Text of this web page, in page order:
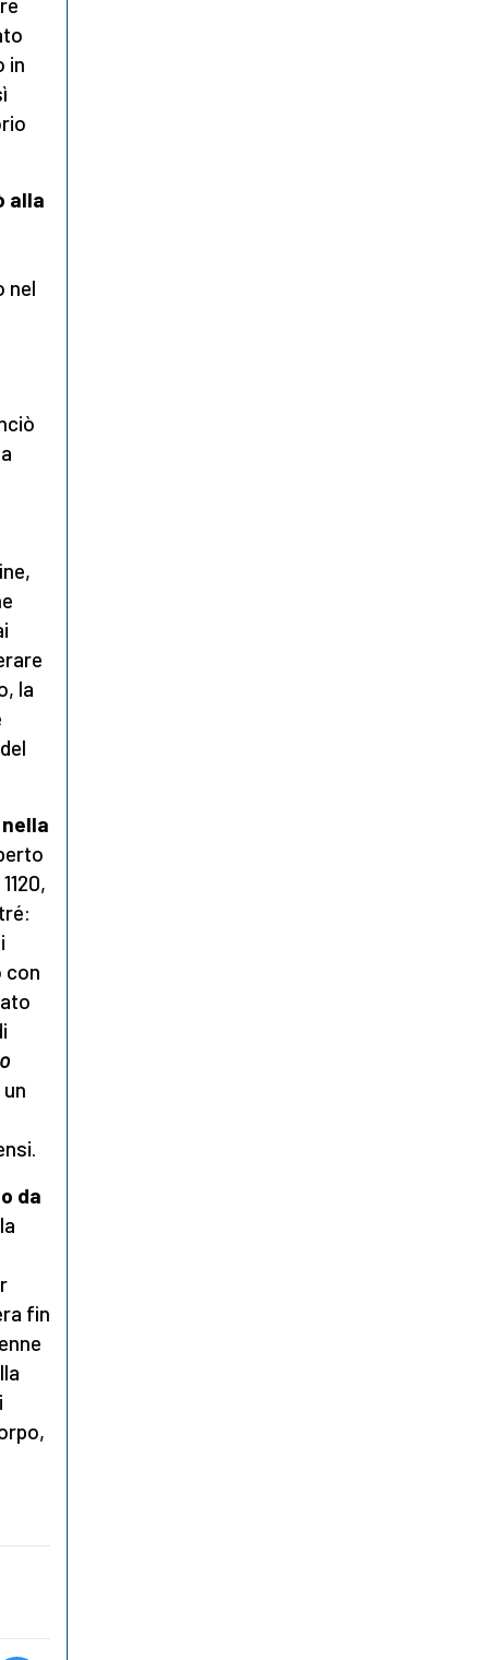
in
alla
nel
la
con
da
fin